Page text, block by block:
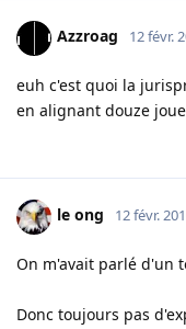
Azzroag 12 févr.
euh c'est quoi la
en alignant douze
le ong 12 févr.
On m'avait parlé d'un
Donc toujours pas